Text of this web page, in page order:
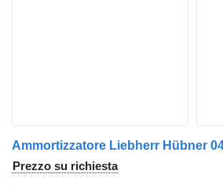
Prezzo su richiesta